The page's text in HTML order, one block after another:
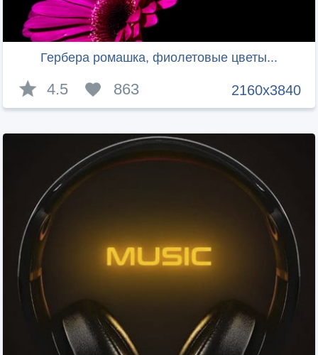
Гербера ромашка, фиолетовые цветы...
2160x3840
4.5 863